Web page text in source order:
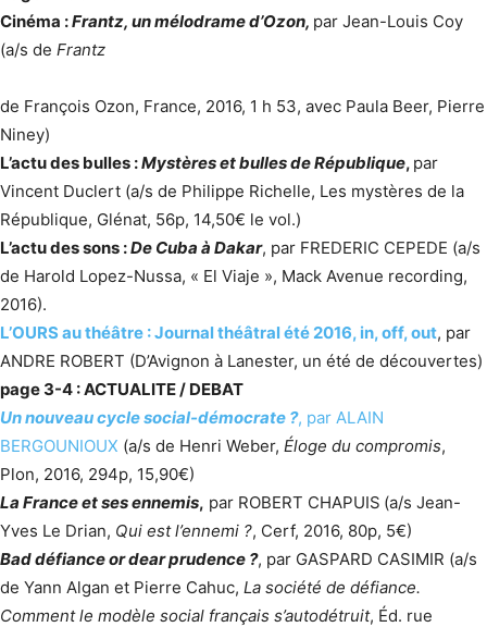
Cinéma :Frantz, un mélodrame d’Ozon, par Jean-Louis Coy
(a/s de Frantz
de François Ozon, France, 2016, 1 h 53, avec Paula Beer, Pierre
Niney)
L’actu des bulles :Mystères et bulles de République, par
Vincent Duclert (a/s de Philippe Richelle, Les mystères de la
République, Glénat, 56p, 14,50€ le vol.)
L’actu des sons :De Cuba à Dakar, par FREDERIC CEPEDE (a/s
de Harold Lopez-Nussa, « El Viaje », Mack Avenue recording,
2016).
L’OURS au théâtre : Journal théâtral été 2016, in, off, out, par
ANDRE ROBERT (D’Avignon à Lanester, un été de découvertes)
page 3-4 : ACTUALITE / DEBAT
Un nouveau cycle social-démocrate ?, par ALAIN
BERGOUNIOUX (a/s de Henri Weber, Éloge du compromis,
Plon, 2016, 294p, 15,90€)
La France et ses ennemis, par ROBERT CHAPUIS (a/s Jean-
Yves Le Drian, Qui est l’ennemi ?, Cerf, 2016, 80p, 5€)
Bad défiance or dear prudence ?, par GASPARD CASIMIR (a/s
de Yann Algan et Pierre Cahuc, La société de défiance.
Comment le modèle social français s’autodétruit, Éd. rue